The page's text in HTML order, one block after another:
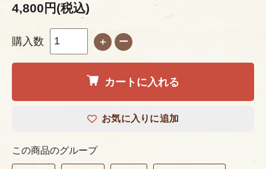
4,800円(税込)
購入数 ＋ ー
カートに入れる
お気に入りに追加
この商品のグループ